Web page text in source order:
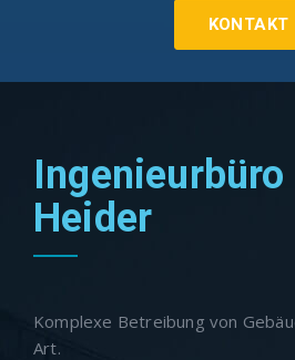
KONTAKT
Ingenieurbüro
Heider
Komplexe Betreibung von
Art.